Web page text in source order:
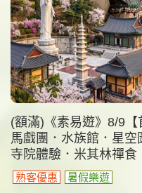
(額滿)《素易遊》8/9【
馬戲團．水族館．星空
寺院體驗．米其林禪食
熟客優惠 暑假樂遊